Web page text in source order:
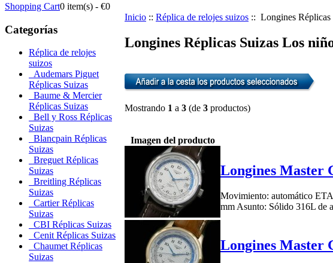
Shopping Cart0 item(s) - €0
Categorías
Réplica de relojes
suizos
Audemars Piguet
Réplicas Suizas
Baume & Mercier
Réplicas Suizas
Bell y Ross Réplicas
Suizas
Blancpain Réplicas
Suizas
Breguet Réplicas
Suizas
Breitling Réplicas
Suizas
Cartier Réplicas
Suizas
CBI Réplicas Suizas
Cenit Réplicas Suizas
Chaumet Réplicas
Suizas
Inicio :: Réplica de relojes suizos :: Longines Réplicas
Longines Réplicas Suizas Los
Mostrando 1 a 3 (de 3 productos)
Imagen del producto
Longines Master
Movimiento: automático
mm Asunto: Sólido 316L de
Longines Master